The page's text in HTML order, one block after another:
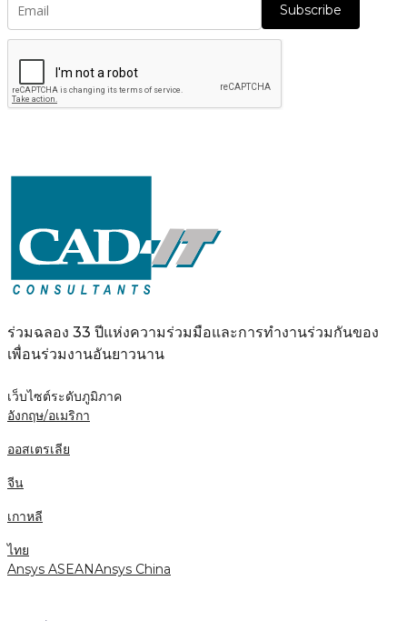
Subscribe
ร่วมฉลอง 33 ปีแห่งความร่วมมือและการทำงานร่วมกันของ
เพื่อนร่วมงานอันยาวนาน
เว็บไซต์ระดับภูมิภาค
อังกฤษ/อเมริกา
ออสเตรเลีย
จีน
เกาหลี
ไทย
Ansys ASEANAnsys China